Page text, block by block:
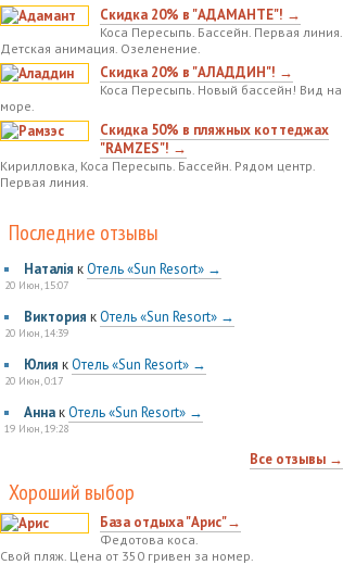
Скидка 20% в "АДАМАНТЕ"! →
Коса Пересыпь. Бассейн. Первая линия.
Детская анимация. Озеленение.
Скидка 20% в "АЛАДДИН"! →
Коса Пересыпь. Новый бассейн! Вид на
море.
Скидка 50% в пляжных коттеджах
"RAMZES"! →
Кирилловка, Коса Пересыпь. Бассейн. Рядом центр.
Первая линия.
Последние отзывы
Наталія кОтель «Sun Resort» →
20 Июн, 15:07
Виктория кОтель «Sun Resort» →
20 Июн, 14:39
Юлия кОтель «Sun Resort» →
20 Июн, 0:17
АннакОтель «Sun Resort» →
19 Июн, 19:28
Все отзывы →
Хороший выбор
База отдыха "Арис"→
Федотова коса.
Свой пляж. Цена от 350 гривен за номер.